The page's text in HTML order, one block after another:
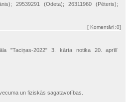
29539291 (Odeta); 26311960 (Pēteris);
[ Komentāri:0]
"Taciņas-2022" 3. kārta notika 20. aprīlī
un fiziskās sagatavotības.